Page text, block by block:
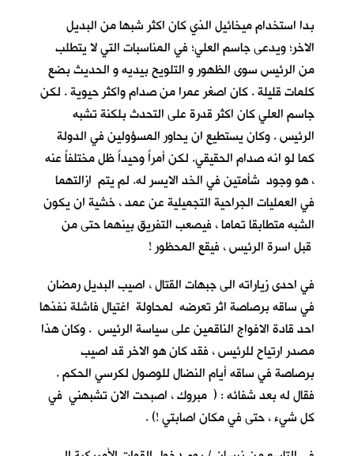
بدا استخدام ميخائيل الذي كان اكثر شبها من البديل
الاخر؛ ويدعى جاسم العلي؛ في المناسبات التي لا يتطلب
من الرئيس سوى الظهور و التلويح بيديه و الحديث بضع
كلمات قليلة . كان اصغر عمرا من صدام واكثر حيوية . لكن
جاسم العلي كان اكثر قدرة على التحدث بلكنة تشبه
الرئيس . وكان يستطيع ان يحاور المسؤولين في الدولة
كما لو انه صدام الحقيقي. لكن أمراً وحيداً ظل مختلفاً عنه
، هو وجود شأمتين في الخد الايسر له. لم يتم ازالتهما
في العمليات الجراحية التجميلية عن عمد ، خشية ان يكون
الشبه متطابقا تماما ، فيصعب التفريق بينهما حتى من
قبل اسرة الرئيس ، فيقع المحظور !
في احدى زياراته الى جبهات القتال ، اصيب البديل رمضان
في ساقه برصاصة اثر تعرضه لمحاولة اغتيال فاشلة نفذها
احد قادة الافواج الناقمين على سياسة الرئيس . وكان هذا
مصدر ارتياح للرئيس ، فقد كان هو الاخر قد اصيب
برصاصة في ساقه أيام النضال للوصول لكرسي الحكم .
فقال له بعد شفائه : ( مبروك ، اصبحت الان تشبهني في
كل شيء ، حتى في مكان اصابتي !) .